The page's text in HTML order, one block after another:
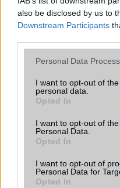
also be disclosed by us to
Downstream Participants
Please note that this
not limited to your visit or
grant or deny consent to
use your data for below
consent section.
Personal Data
I want to opt-out of
personal data.
Opted In
I want to opt-out of
Personal Data.
Opted In
I want to opt-out of
Personal Data for
Opted In
Az Edge Panel az egyik
jelentősen felgyorsítja a
miközben a Pixel
KAPCSOLÓDÓ HÍREK
Hivatalos: nem
Jönnek a még vízállóbb